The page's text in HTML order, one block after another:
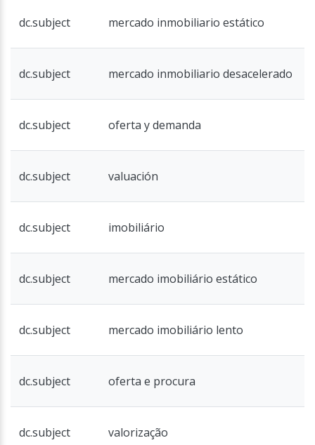
dc.subject mercado inmobiliario estático
dc.subject mercado inmobiliario desacelerado
dc.subject oferta y demanda
dc.subject valuación
dc.subject imobiliário
dc.subject mercado imobiliário estático
dc.subject mercado imobiliário lento
dc.subject oferta e procura
dc.subject valorização